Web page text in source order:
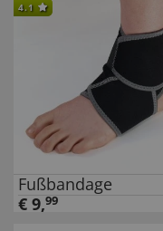
4.1
Fußbandage
€ 9,99